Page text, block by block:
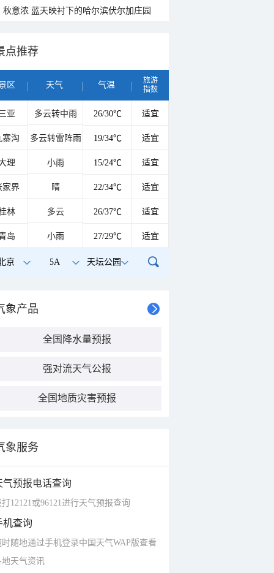
秋意浓 蓝天映衬下的哈尔滨伏尔加庄园
点推荐
区 天气 气温
旅游
指数
亚 多云转中雨 26/30℃ 适宜
寨沟 多云转雷阵雨 19/34℃ 适宜
理 小雨 15/24℃ 适宜
家界 晴 22/34℃ 适宜
林 多云 26/37℃ 适宜
岛 小雨 27/29℃ 适宜
京 5A 天坛公园
象产品
全国降水量预报
强对流天气公报
全国地质灾害预报
象服务
气预报电话查询
打12121或96121进行天气预报查询
机查询
时随地通过手机登录中国天气WAP版查看
地天气资讯